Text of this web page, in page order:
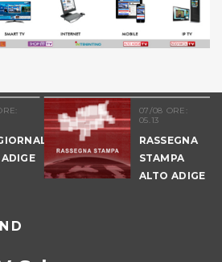
07/08 ORE:
05.13
RASSEGNA
STAMPA
ALTO ADIGE